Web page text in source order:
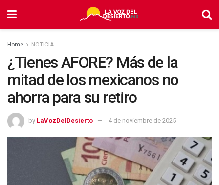
Home NOTICIA
¿Tienes AFORE? Más de la
mitad de los mexicanos no
ahorra para su retiro
by LaVozDelDesierto 4 de noviembre de 2025